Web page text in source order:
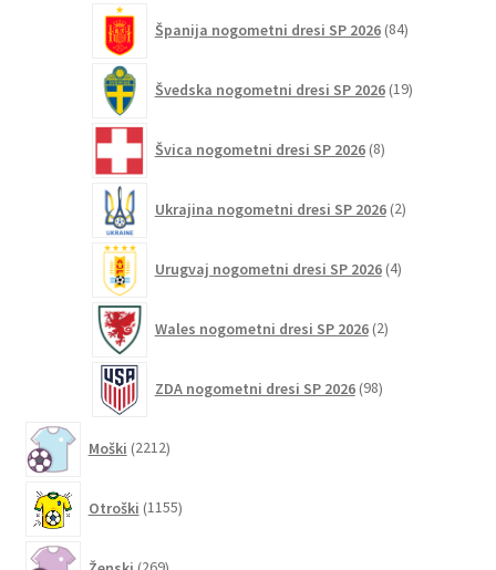
Španija nogometni dresi SP 2026 84izdelkov
Švedska nogometni dresi SP 2026 19izdelkov
Švica nogometni dresi SP 2026 8izdelkov
Ukrajina nogometni dresi SP 2026 2izdelka
Urugvaj nogometni dresi SP 2026 4izdelki
Wales nogometni dresi SP 2026 2izdelka
ZDA nogometni dresi SP 2026 98izdelkov
Moški 2212izdelkov
Otroški 1155izdelkov